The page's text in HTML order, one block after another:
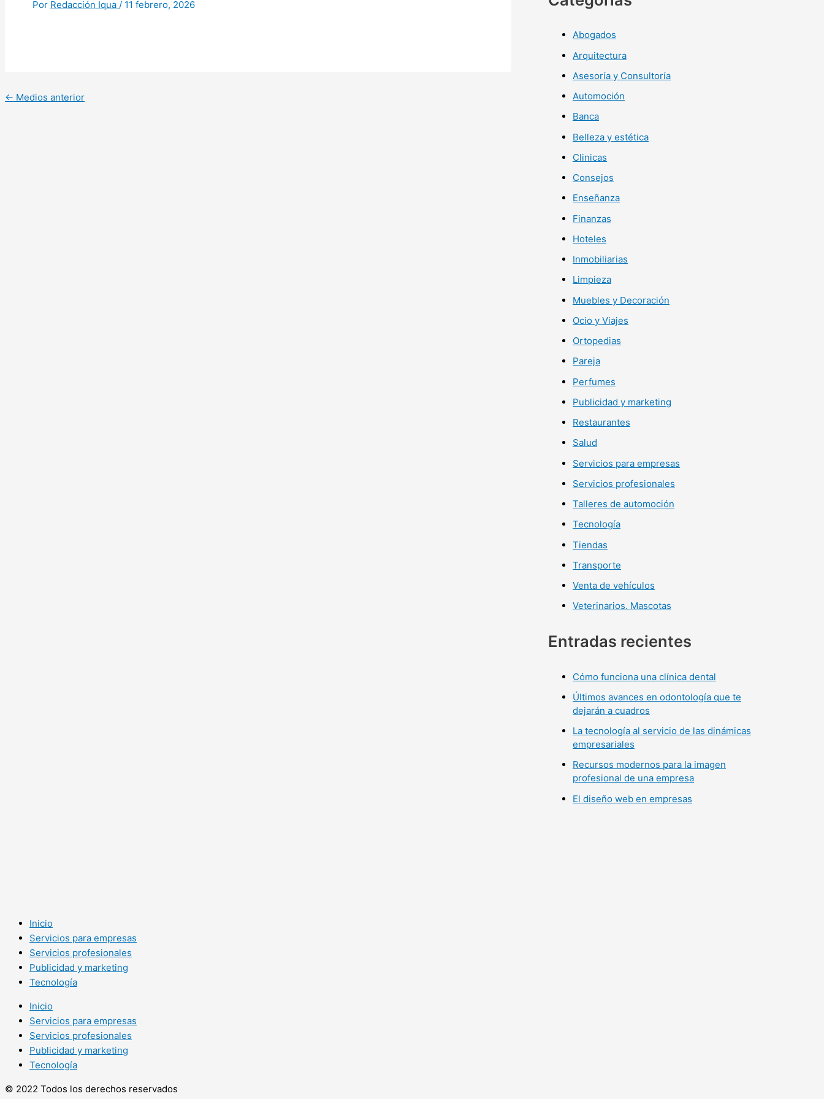
Por Redacción Iqua / 11 febrero, 2026
← Medios anterior
Abogados
Arquitectura
Asesoría y Consultoría
Automoción
Banca
Belleza y estética
Clinicas
Consejos
Enseñanza
Finanzas
Hoteles
Inmobiliarias
Limpieza
Muebles y Decoración
Ocio y Viajes
Ortopedias
Pareja
Perfumes
Publicidad y marketing
Restaurantes
Salud
Servicios para empresas
Servicios profesionales
Talleres de automoción
Tecnología
Tiendas
Transporte
Venta de vehículos
Veterinarios. Mascotas
Entradas recientes
Cómo funciona una clínica dental
Últimos avances en odontología que te
dejarán a cuadros
La tecnología al servicio de las dinámicas
empresariales
Recursos modernos para la imagen
profesional de una empresa
El diseño web en empresas
Inicio
Servicios para empresas
Servicios profesionales
Publicidad y marketing
Tecnología
Inicio
Servicios para empresas
Servicios profesionales
Publicidad y marketing
Tecnología
© 2022 Todos los derechos reservados